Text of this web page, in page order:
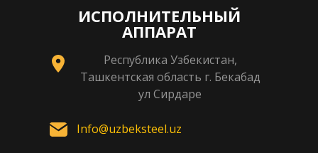
ИСПОЛНИТЕЛЬНЫЙ
АППАРАТ
Республика Узбекистан,
Ташкентская область г. Бекабад
ул Сирдаре
Info@uzbeksteel.uz